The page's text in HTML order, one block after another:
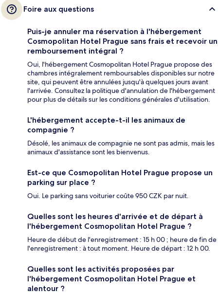
Foire aux questions
Puis-je annuler ma réservation à l'hébergement
Cosmopolitan Hotel Prague sans frais et recevoir un
remboursement intégral ?
Oui, l'hébergement Cosmopolitan Hotel Prague propose des
chambres intégralement remboursables disponibles sur notre
site, qui peuvent être annulées jusqu'à quelques jours avant
l'arrivée. Consultez la politique d'annulation de l'hébergement
pour plus de détails sur les conditions générales d'utilisation.
L'hébergement accepte-t-il les animaux de
compagnie ?
Désolé, les animaux de compagnie ne sont pas admis, mais les
animaux d'assistance sont les bienvenus.
Est-ce que Cosmopolitan Hotel Prague propose un
parking sur place ?
Oui. Le parking sans voiturier coûte 950 CZK par nuit.
Quelles sont les heures d'arrivée et de départ à
l'hébergement Cosmopolitan Hotel Prague ?
Heure de début de l'enregistrement : 15 h 00 ; heure de fin de
l'enregistrement : à tout moment. Heure de départ : 12 h 00.
Quelles sont les activités proposées par
l'hébergement Cosmopolitan Hotel Prague et
alentour ?